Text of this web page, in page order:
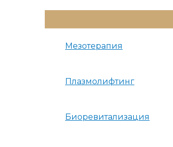
Меню
Мезотерапия
Плазмолифтинг
Биоревитализация